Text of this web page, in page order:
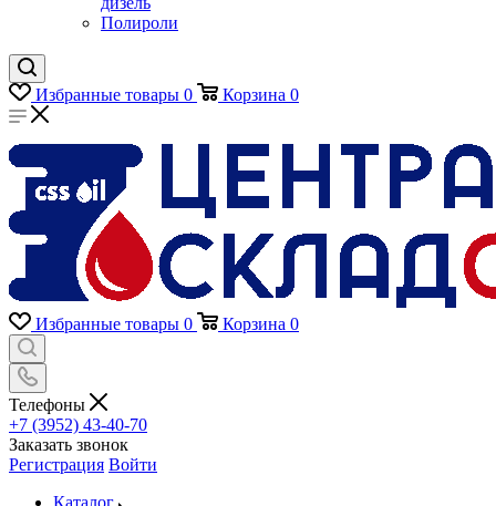
Полироли
Избранные товары 0 Корзина 0
Избранные товары 0 Корзина 0
Телефоны
+7 (3952) 43-40-70
Заказать звонок
Регистрация Войти
Каталог